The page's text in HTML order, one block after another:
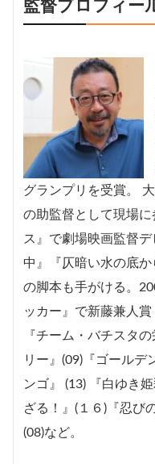
監督プロフィー
グランプリを受賞。
の助監督として現場
ス』で劇場映画監督
中』『仄暗い水の底
の脚本も手がける。
ッカー』で新藤兼人
『チーム・バチスタ
リー』(09)『ゴールデ
ンゴ』 (13) 『白ゆき
ざる！』(１６)『忍び
(08)など。